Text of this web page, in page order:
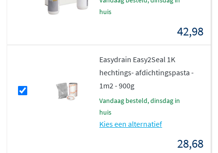
huis
42,98
Easydrain Easy2Seal 1K
hechtings- afdichtingspasta -
1m2 - 900g
vandaag besteld, dinsdag in
huis
Kies een alternatief
28,68